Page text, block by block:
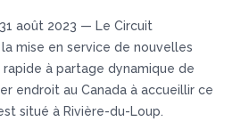
août 2023 — Le Circuit
mise en service de nouvelles
à partage dynamique de
endroit au Canada à accueillir ce
situé à Rivière-du-Loup.